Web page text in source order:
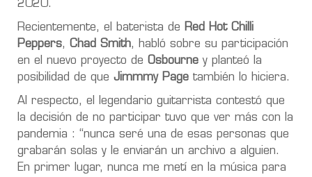
2020.
Recientemente, el baterista de Red Hot Chilli
Peppers, Chad Smith, habló sobre su participación
en el nuevo proyecto de Osbourne y planteó la
posibilidad de que Jimmmy Page también lo hiciera.
Al respecto, el legendario guitarrista contestó que
la decisión de no participar tuvo que ver más con la
pandemia : “nunca seré una de esas personas que
grabarán solas y le enviarán un archivo a alguien.
En primer lugar, nunca me metí en la música para